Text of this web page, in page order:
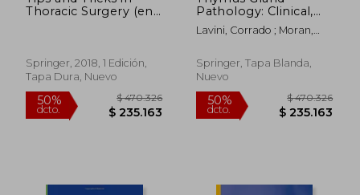
Thoracic Surgery (en
Springer, 2018, 1 Edición,
Tapa Dura, Nuevo
Pathology: Clinical,
Diagnostic and
Therapeutic Features
Lavini, Corrado ; Moran,
Springer, Tapa Blanda,
Nuevo